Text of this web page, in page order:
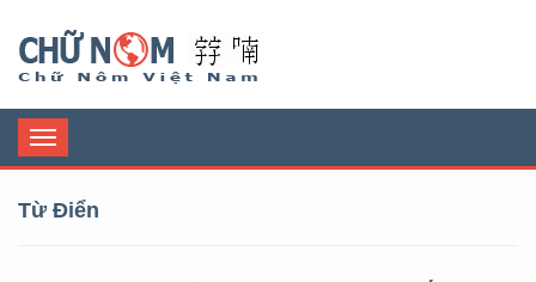
Toggle
navigation
Từ Điển